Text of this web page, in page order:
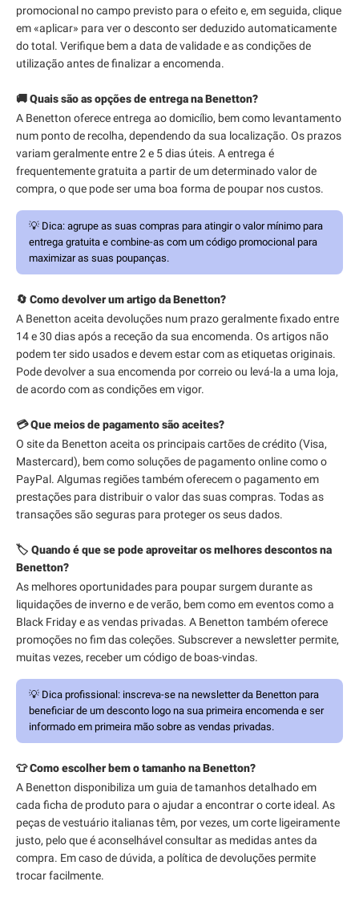
promocional no campo previsto para o efeito e, em seguida, clique
em «aplicar» para ver o desconto ser deduzido automaticamente
do total. Verifique bem a data de validade e as condições de
utilização antes de finalizar a encomenda.
🚚 Quais são as opções de entrega na Benetton?
A Benetton oferece entrega ao domicílio, bem como levantamento
num ponto de recolha, dependendo da sua localização. Os prazos
variam geralmente entre 2 e 5 dias úteis. A entrega é
frequentemente gratuita a partir de um determinado valor de
compra, o que pode ser uma boa forma de poupar nos custos.
💡 Dica: agrupe as suas compras para atingir o valor mínimo para
entrega gratuita e combine-as com um código promocional para
maximizar as suas poupanças.
🔄 Como devolver um artigo da Benetton?
A Benetton aceita devoluções num prazo geralmente fixado entre
14 e 30 dias após a receção da sua encomenda. Os artigos não
podem ter sido usados e devem estar com as etiquetas originais.
Pode devolver a sua encomenda por correio ou levá-la a uma loja,
de acordo com as condições em vigor.
💳 Que meios de pagamento são aceites?
O site da Benetton aceita os principais cartões de crédito (Visa,
Mastercard), bem como soluções de pagamento online como o
PayPal. Algumas regiões também oferecem o pagamento em
prestações para distribuir o valor das suas compras. Todas as
transações são seguras para proteger os seus dados.
🏷️ Quando é que se pode aproveitar os melhores descontos na
Benetton?
As melhores oportunidades para poupar surgem durante as
liquidações de inverno e de verão, bem como em eventos como a
Black Friday e as vendas privadas. A Benetton também oferece
promoções no fim das coleções. Subscrever a newsletter permite,
muitas vezes, receber um código de boas-vindas.
💡 Dica profissional: inscreva-se na newsletter da Benetton para
beneficiar de um desconto logo na sua primeira encomenda e ser
informado em primeira mão sobre as vendas privadas.
👕 Como escolher bem o tamanho na Benetton?
A Benetton disponibiliza um guia de tamanhos detalhado em
cada ficha de produto para o ajudar a encontrar o corte ideal. As
peças de vestuário italianas têm, por vezes, um corte ligeiramente
justo, pelo que é aconselhável consultar as medidas antes da
compra. Em caso de dúvida, a política de devoluções permite
trocar facilmente.